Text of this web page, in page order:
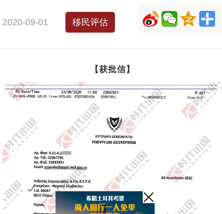
2020-09-01 移民评估
【获批信】